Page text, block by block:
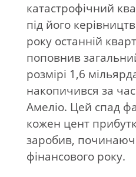
катастрофічний
під його
року останній
поповнив
розмірі 1,6
накопичився за
Амеліо. Цей спад
кожен цент
заробив,
фінансового року.